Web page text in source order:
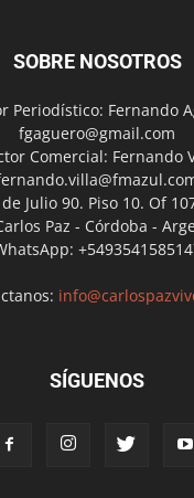
SOBRE NOSOTROS
Periodístico: Fernando
fgaguero@gmail.com
Comercial: Fernando
Julio 90. Piso 10. Of
Paz - Córdoba -
SÍGUENOS